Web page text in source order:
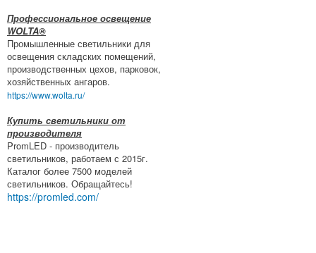
Профессиональное освещение
WOLTA®
Промышленные светильники для
освещения складских помещений,
производственных цехов, парковок,
хозяйственных ангаров.
https://www.wolta.ru/
Купить светильники от
производителя
PromLED - производитель
светильников, работаем с 2015г.
Каталог более 7500 моделей
светильников. Обращайтесь!
https://promled.com/